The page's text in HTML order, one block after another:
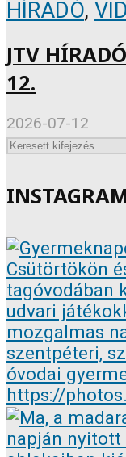
HÍRADÓ,
JTV
12.
2026-07-12